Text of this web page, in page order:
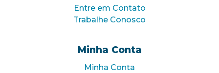
Entre em Contato
Trabalhe Conosco
Minha Conta
Minha Conta